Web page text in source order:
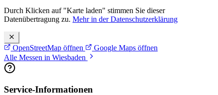
Durch Klicken auf "Karte laden" stimmen Sie dieser
Datenübertragung zu. Mehr in der Datenschutzerklärung
OpenStreetMap öffnen
Google Maps öffnen
Alle Messen in Wiesbaden
Service-Informationen